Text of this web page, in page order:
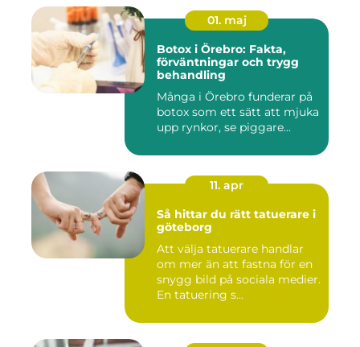
01. maj
Botox i Örebro: Fakta,
förväntningar och trygg
behandling
Många i Örebro funderar på
botox som ett sätt att mjuka
upp rynkor, se piggare...
11. apr
Så hittar du rätt tatuerare i
göteborg
Att välja tatuerare handlar
om mer än att fastna för en
snygg bild på sociala medier.
En tatuering s...